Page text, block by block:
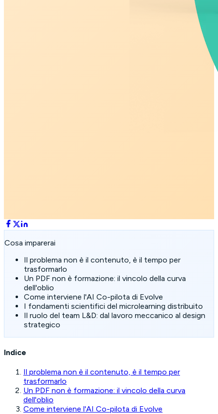
Cosa imparerai
Il problema non è il contenuto, è il tempo per
trasformarlo
Un PDF non è formazione: il vincolo della curva
dell'oblio
Come interviene l'AI Co-pilota di Evolve
I fondamenti scientifici del microlearning distribuito
Il ruolo del team L&D: dal lavoro meccanico al design
strategico
Indice
Il problema non è il contenuto, è il tempo per
trasformarlo
Un PDF non è formazione: il vincolo della curva
dell'oblio
Come interviene l'AI Co-pilota di Evolve